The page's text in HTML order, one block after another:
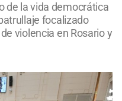
de la vida democrática
focalizado
violencia en Rosario y